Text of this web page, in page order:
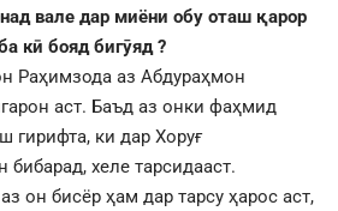
вале дар миёни обу оташ қарор
кӣ бояд бигӯяд ?
Раҳимзода аз Абдураҳмон
аст. Баъд аз онки фаҳмид
ки дар Хоруғ
хеле тарсидааст.
он бисёр ҳам дар тарсу ҳарос аст,